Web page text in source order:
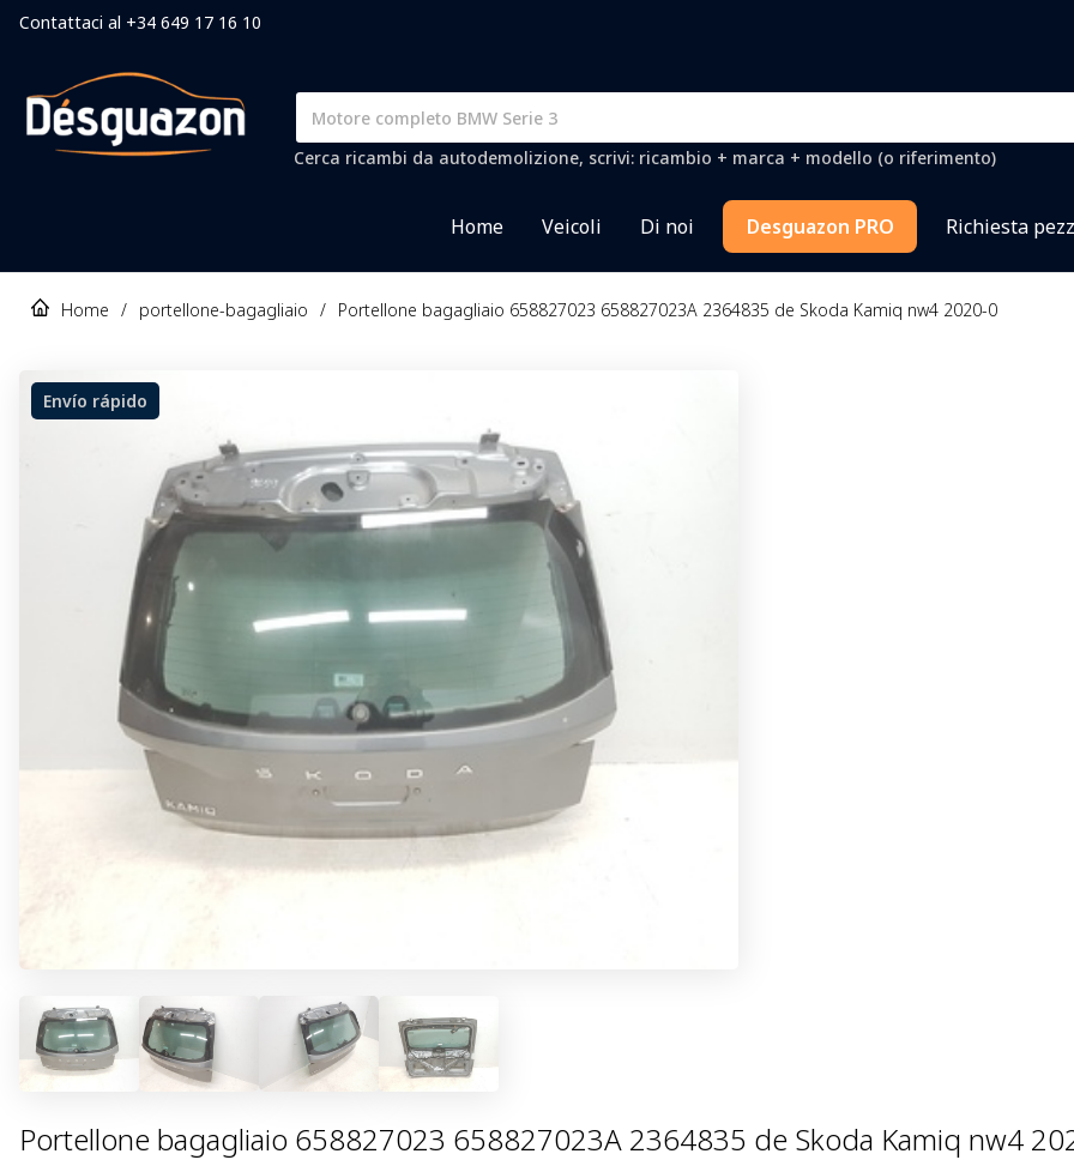
Contattaci al +34 649 17 16 10
Cerca ricambi da autodemolizione, scrivi: ricambio + marca + modello (o riferimento)
Home Veicoli Di noi Desguazon PRO Richiesta
Home / portellone-bagagliaio / Portellone bagagliaio 658827023 658827023A 2364835 de Skoda Kamiq nw4 2020-0
Envío rápido
Portellone bagagliaio 658827023 658827023A 2364835 de Skoda Kamiq nw4